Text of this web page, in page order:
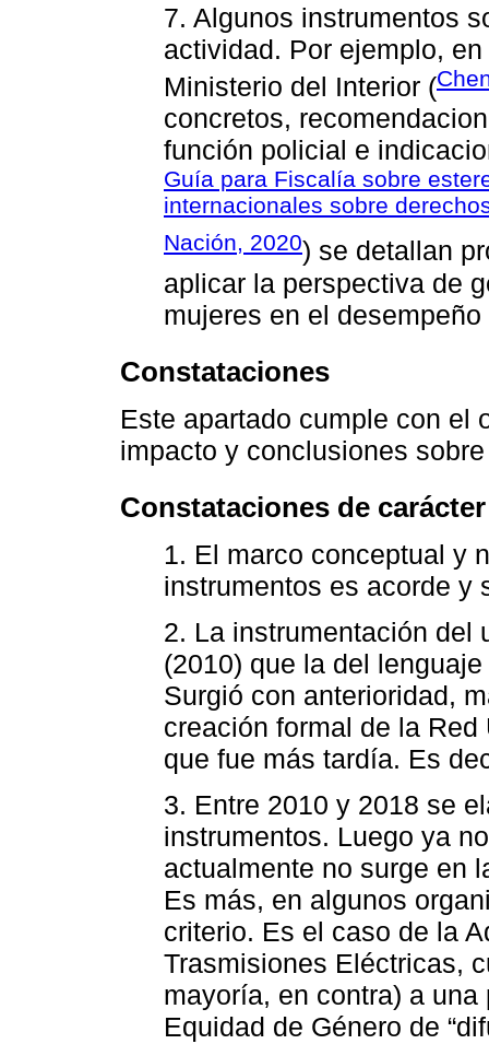
7. Algunos instrumentos
actividad. Por ejemplo,
Ministerio del Interior (
concretos,
función policial e
Guía para Fiscalía sobre
internacionales sobre
Nación, 2020) se detallan
aplicar la perspectiva de
mujeres en el
Constataciones
Este apartado cumple con el
impacto y conclusiones
Constataciones de
1. El marco conceptual y
instrumentos es acorde y
2. La instrumentación del
(2010) que la del
Surgió con anterioridad,
creación formal de la
que fue más tardía. Es
3. Entre 2010 y 2018 se
instrumentos. Luego ya
actualmente no surge en
Es más, en algunos
criterio. Es el caso de la
Trasmisiones Eléctricas,
mayoría, en contra) a
Equidad de Género de